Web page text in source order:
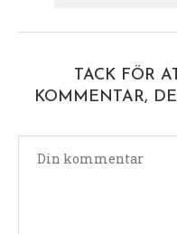
TACK FÖR
KOMMENTAR,